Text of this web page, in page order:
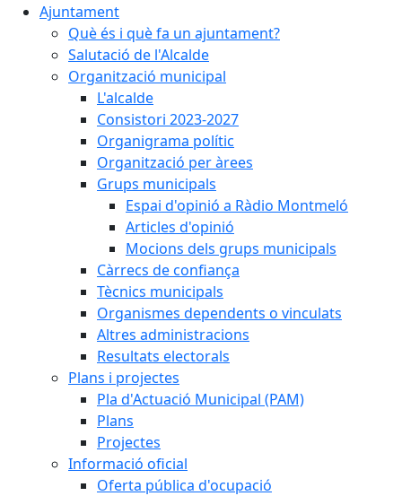
Ajuntament
Què és i què fa un ajuntament?
Salutació de l'Alcalde
Organització municipal
L'alcalde
Consistori 2023-2027
Organigrama polític
Organització per àrees
Grups municipals
Espai d'opinió a Ràdio Montmeló
Articles d'opinió
Mocions dels grups municipals
Càrrecs de confiança
Tècnics municipals
Organismes dependents o vinculats
Altres administracions
Resultats electorals
Plans i projectes
Pla d'Actuació Municipal (PAM)
Plans
Projectes
Informació oficial
Oferta pública d'ocupació